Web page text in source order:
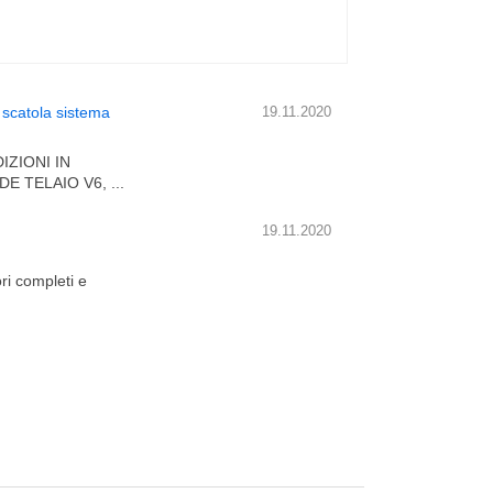
19.11.2020
sistema
IN
TELAIO V6, ...
19.11.2020
completi e